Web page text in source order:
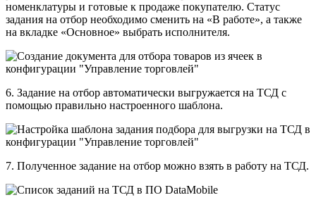
номенклатуры и готовые к продаже покупателю. Статус
задания на отбор необходимо сменить на «В работе», а также
на вкладке «Основное» выбрать исполнителя.
6. Задание на отбор автоматически выгружается на ТСД с
помощью правильно настроенного шаблона.
7. Полученное задание на отбор можно взять в работу на ТСД.